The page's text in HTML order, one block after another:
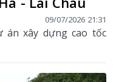
09/07/2026 21:31
án xây dựng cao tốc